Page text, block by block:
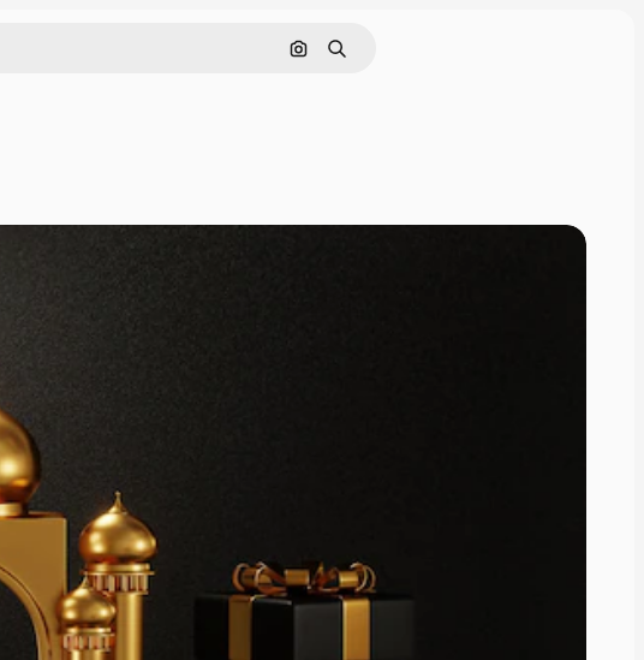
Поиск по изображению
Поиск